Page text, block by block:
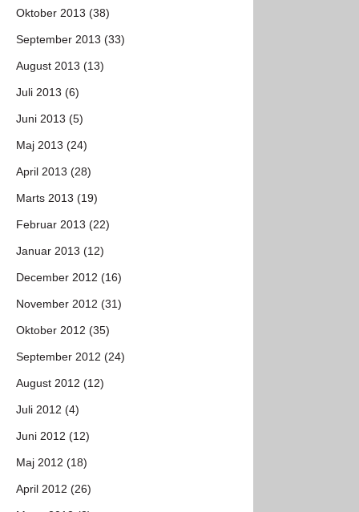
Oktober 2013 (38)
September 2013 (33)
August 2013 (13)
Juli 2013 (6)
Juni 2013 (5)
Maj 2013 (24)
April 2013 (28)
Marts 2013 (19)
Februar 2013 (22)
Januar 2013 (12)
December 2012 (16)
November 2012 (31)
Oktober 2012 (35)
September 2012 (24)
August 2012 (12)
Juli 2012 (4)
Juni 2012 (12)
Maj 2012 (18)
April 2012 (26)